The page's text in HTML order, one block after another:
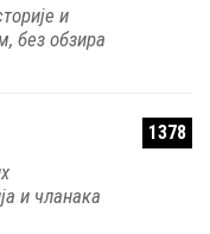
и
без обзира
1378
и чланака